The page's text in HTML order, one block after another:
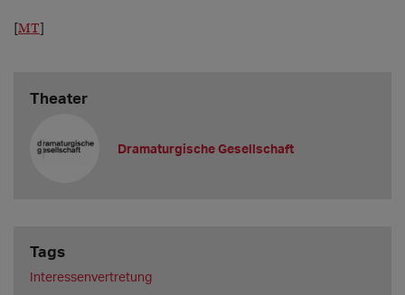
[MT]
Theater
Dramaturgische Gesellschaft
Tags
Interessenvertretung